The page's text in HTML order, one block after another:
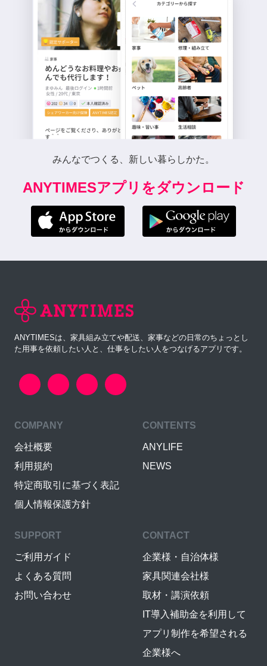
みんなでつくる、新しい暮らしかた。
ANYTIMESアプリをダウンロード
ANYTIMESは、家具組み立てや配送、家事などの日常のちょっとし
た用事を依頼したい人と、仕事をしたい人をつなげるアプリです。
COMPANY
会社概要
利用規約
特定商取引に基づく表記
個人情報保護方針
CONTENTS
ANYLIFE
NEWS
SUPPORT
ご利用ガイド
よくある質問
お問い合わせ
CONTACT
企業様・自治体様
家具関連会社様
取材・講演依頼
IT導入補助金を利用して
アプリ制作を希望される
企業様へ